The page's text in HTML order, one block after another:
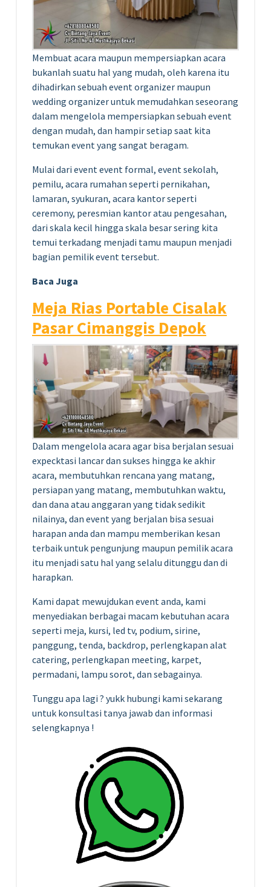
Membuat acara maupun mempersiapkan acara
bukanlah suatu hal yang mudah, oleh karena itu
dihadirkan sebuah event organizer maupun
wedding organizer untuk memudahkan seseorang
dalam mengelola mempersiapkan sebuah event
dengan mudah, dan hampir setiap saat kita
temukan event yang sangat beragam.
Mulai dari event event formal, event sekolah,
pemilu, acara rumahan seperti pernikahan,
lamaran, syukuran, acara kantor seperti
ceremony, peresmian kantor atau pengesahan,
dari skala kecil hingga skala besar sering kita
temui terkadang menjadi tamu maupun menjadi
bagian pemilik event tersebut.
Baca Juga
Meja Rias Portable Cisalak
Pasar Cimanggis Depok
Dalam mengelola acara agar bisa berjalan sesuai
expecktasi lancar dan sukses hingga ke akhir
acara, membutuhkan rencana yang matang,
persiapan yang matang, membutuhkan waktu,
dan dana atau anggaran yang tidak sedikit
nilainya, dan event yang berjalan bisa sesuai
harapan anda dan mampu memberikan kesan
terbaik untuk pengunjung maupun pemilik acara
itu menjadi satu hal yang selalu ditunggu dan di
harapkan.
Kami dapat mewujdukan event anda, kami
menyediakan berbagai macam kebutuhan acara
seperti meja, kursi, led tv, podium, sirine,
panggung, tenda, backdrop, perlengkapan alat
catering, perlengkapan meeting, karpet,
permadani, lampu sorot, dan sebagainya.
Tunggu apa lagi ? yukk hubungi kami sekarang
untuk konsultasi tanya jawab dan informasi
selengkapnya !